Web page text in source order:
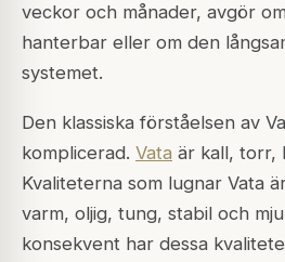
veckor och månader, avgör
hanterbar eller om den
systemet.
Den klassiska förståelsen av
komplicerad. Vata är kall, torr,
Kvaliteterna som lugnar Vata
varm, oljig, tung, stabil och
konsekvent har dessa